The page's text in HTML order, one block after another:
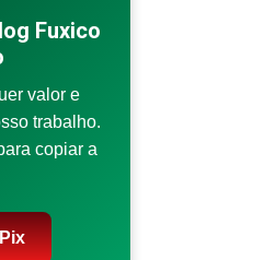
Fuxico
valor e
trabalho.
copiar a